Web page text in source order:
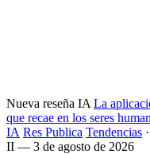
Nueva reseña IA La
que recae en los seres
IA Res Publica Tendencias ·
II — 3 de agosto de 2026